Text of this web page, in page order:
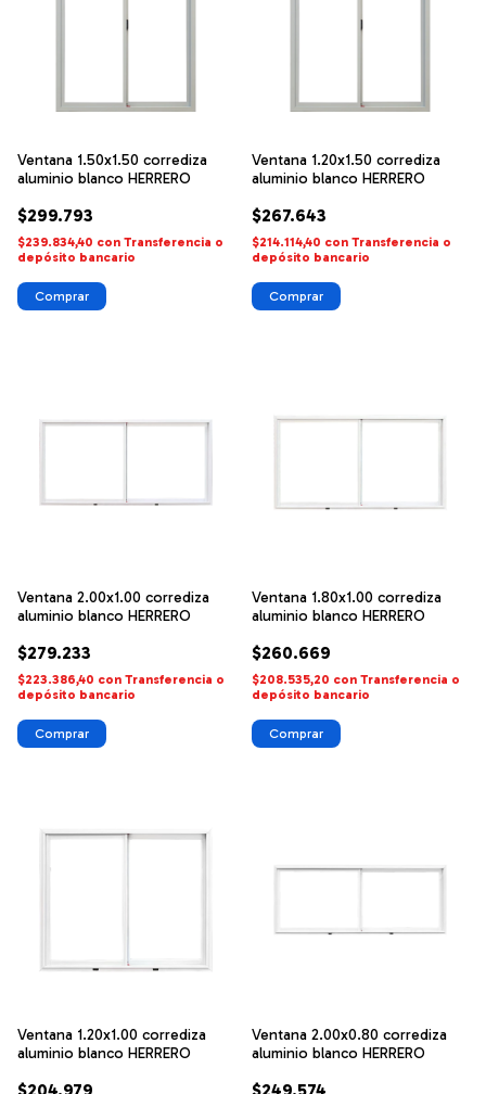
Ventana 1.50x1.50 corrediza
aluminio blanco HERRERO
$299.793
$239.834,40 con Transferencia o
depósito bancario
Ventana 1.20x1.50 corrediza
aluminio blanco HERRERO
$267.643
$214.114,40 con Transferencia o
depósito bancario
Ventana 2.00x1.00 corrediza
aluminio blanco HERRERO
$279.233
$223.386,40 con Transferencia o
depósito bancario
Ventana 1.80x1.00 corrediza
aluminio blanco HERRERO
$260.669
$208.535,20 con Transferencia o
depósito bancario
Ventana 1.20x1.00 corrediza
aluminio blanco HERRERO
Ventana 2.00x0.80 corrediza
aluminio blanco HERRERO